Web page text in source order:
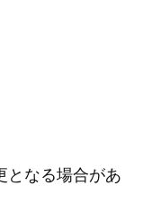
となる場合があ